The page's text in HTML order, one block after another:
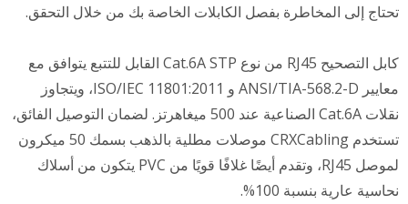
تحتاج إلى المخاطرة بفصل الكابلات الخاصة بك من خلال التحقق.
كابل التصحيح RJ45 من نوع Cat.6A STP القابل للتتبع يتوافق مع
معايير ANSI/TIA-568.2-D و ISO/IEC 11801:2011، ويتجاوز
نقلات Cat.6A الصناعية عند 500 ميغاهرتز. لضمان التوصيل الفائق،
تستخدم CRXCabling موصلات مطلية بالذهب بسمك 50 ميكرون
لموصل RJ45، وتقدم أيضًا غلافًا قويًا من PVC يتكون من أسلاك
نحاسية عارية بنسبة 100%.